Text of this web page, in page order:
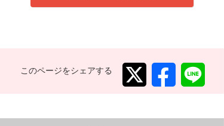
このページをシェアする